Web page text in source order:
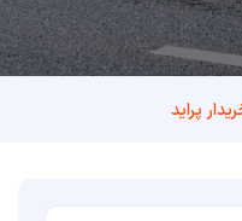
پراید